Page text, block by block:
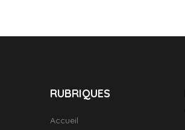
RUBRIQUES
Accueil